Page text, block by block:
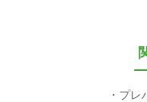
プレ